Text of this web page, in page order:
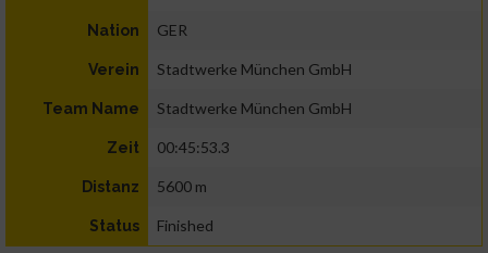
Nation GER
Verein Stadtwerke München GmbH
Team Name Stadtwerke München GmbH
Zeit 00:45:53.3
Distanz 5600 m
Status Finished